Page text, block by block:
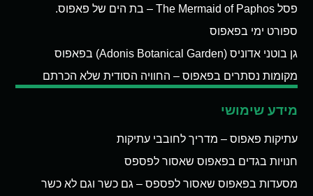
פסל The Mermaid of Paphos – בת הים של פאפוס.
ספורט ימי בפאפוס
גן בוטני אדוניס (Adonis Botanical Garden) בפאפוס
מקומות נסתרים בפאפוס – החוויה הסודית שלא הכרתם
מידע שימושי
עתיקות פאפוס – מדריך לחובבי עתיקות
חנויות בגדים בפאפוס שאסור לפספס
מסעדות בפאפוס שאסור לפספס – גם כשר וגם לא כשר